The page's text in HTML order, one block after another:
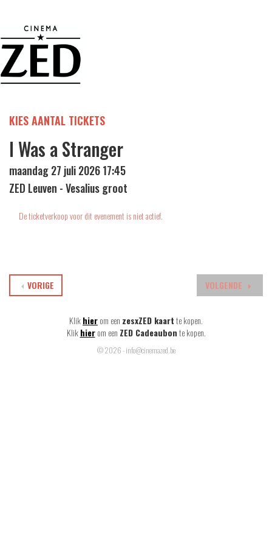
KIES AANTAL TICKETS
I Was a Stranger
maandag 27 juli 2026 17:45
ZED Leuven - Vesalius groot
De ticketverkoop voor dit evenement is niet actief.
VOLGENDE
VORIGE
Klikhierom een zesxZED kaartte kopen.
Klik hier om een ZED Cadeaubonte kopen.
© 2026 - info@cinemazed.be